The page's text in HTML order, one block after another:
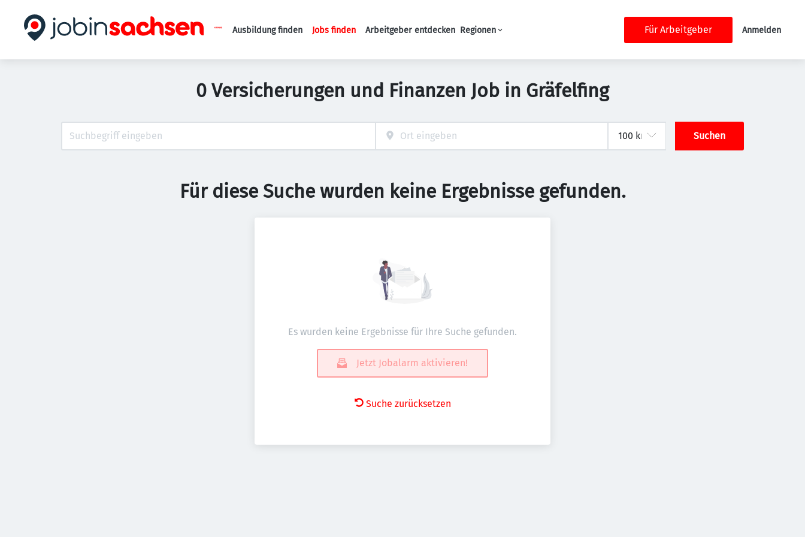
Haupt-Navigation
Ausbildung finden Jobs finden Arbeitgeber entdecken Regionen Für Arbeitgeber Anmelden
0 Versicherungen und Finanzen Job in Gräfelfing
Suchen
Für diese Suche wurden keine Ergebnisse gefunden.
Es wurden keine Ergebnisse für Ihre Suche gefunden.
Jetzt Jobalarm aktivieren!
Suche zurücksetzen